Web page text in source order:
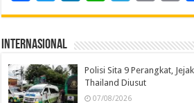
Internasional
Polisi Sita 9 Perangkat,
Thailand Diusut
07/08/2026